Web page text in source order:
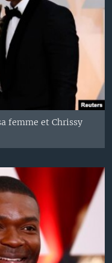
femme et Chrissy